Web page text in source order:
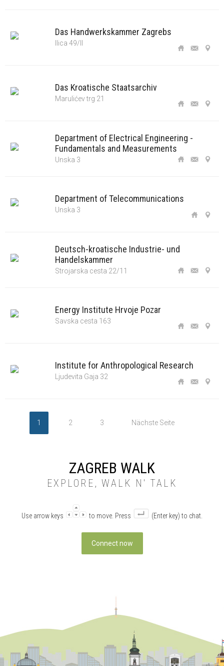
Das Handwerkskammer Zagrebs
Ilica 49/II
Das Kroatische Staatsarchiv
Marulićev trg 21
Department of Electrical Engineering -
Fundamentals and Measurements
Unska 3
Department of Telecommunications
Unska 3
Deutsch-kroatische Industrie- und
Handelskammer
Strojarska cesta 22/11
Energy Institute Hrvoje Pozar
Savska cesta 163
Institute for Anthropological Research
Ljudevita Gaja 32
1 2 3 Nächste Seite
ZAGREB WALK
EXPLORE, WALK N' TALK
Use arrow keys to move. Press (Enter key) to chat.
Connect now